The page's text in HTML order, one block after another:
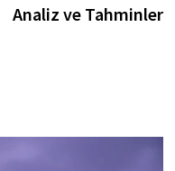
Analiz ve Tahminler